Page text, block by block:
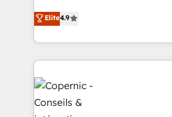
growth • Create content and
buyers • Use AI to scale smarter Our coaching-
lasts. So if you're ready to become the most trusted
voice in your market, let’s talk.
businesses. We go beyond implementation, shaping
the strategy, processes, and
HubSpot into a genuine growth
HubSpot's Global Partner of
consistently ranked among
worldwide, and with over 15
Huble has built a track record
Elite4.9